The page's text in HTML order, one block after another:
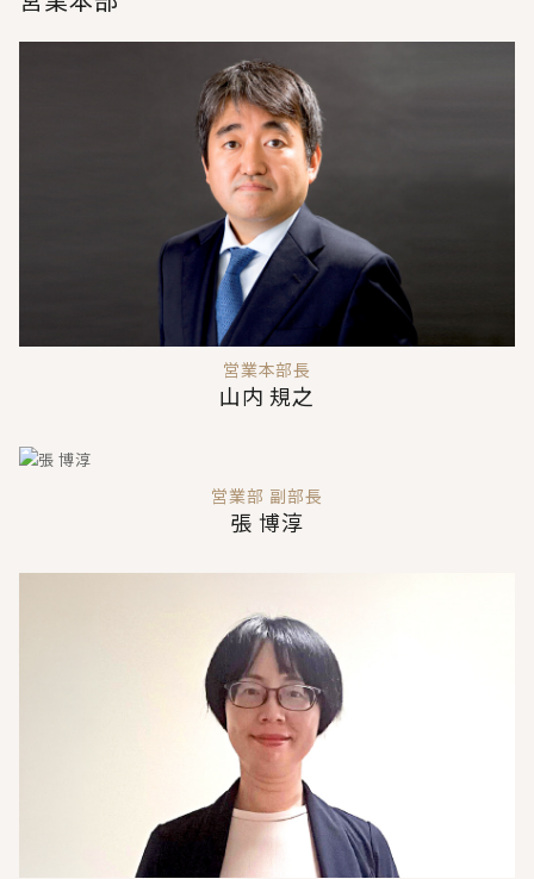
営業本部長
山内 規之
営業部 副部長
張 博淳